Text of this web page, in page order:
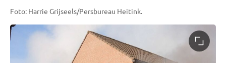
Foto: Harrie Grijseels/Persbureau Heitink.